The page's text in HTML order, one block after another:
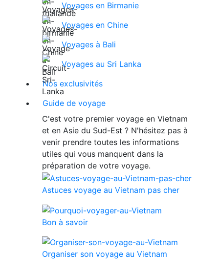
Voyages en Birmanie
Voyages en Chine
Voyages à Bali
Voyages au Sri Lanka
Nos exclusivités
Guide de voyage
C'est votre premier voyage en Vietnam
et en Asie du Sud-Est ? N'hésitez pas à
venir prendre toutes les informations
utiles qui vous manquent dans la
préparation de votre voyage.
Astuces voyage au Vietnam pas cher
Bon à savoir
Organiser son voyage au Vietnam